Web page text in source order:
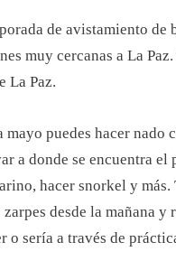
de avistamiento de
muy cercanas a La
La Paz.
mayo puedes hacer
a donde se encuentra
hacer snorkel y
zarpes desde la mañana
o sería a través de